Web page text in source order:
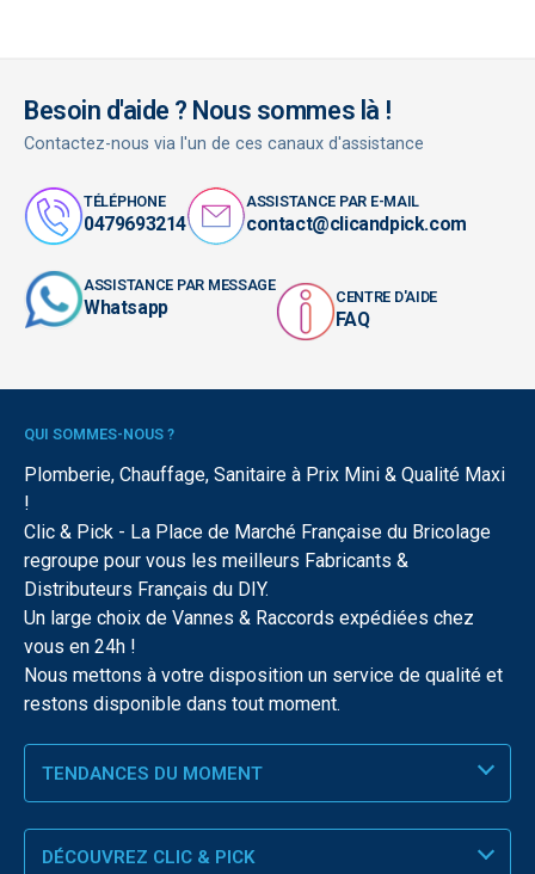
Besoin d'aide ? Nous sommes là !
Contactez-nous via l'un de ces canaux d'assistance
TÉLÉPHONE
0479693214
ASSISTANCE PAR E-MAIL
contact@clicandpick.com
ASSISTANCE PAR MESSAGE
Whatsapp CENTRE D'AIDE
FAQ
QUI SOMMES-NOUS ?
Plomberie, Chauffage, Sanitaire à Prix Mini & Qualité Maxi
!
Clic & Pick - La Place de Marché Française du Bricolage
regroupe pour vous les meilleurs Fabricants &
Distributeurs Français du DIY.
Un large choix de Vannes & Raccords expédiées chez
vous en 24h !
Nous mettons à votre disposition un service de qualité et
restons disponible dans tout moment.
TENDANCES DU MOMENT
DÉCOUVREZ CLIC & PICK